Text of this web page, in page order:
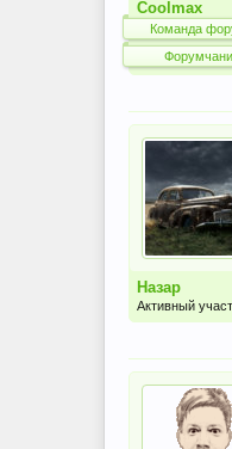
Coolmax
Команда
Назар
Активный